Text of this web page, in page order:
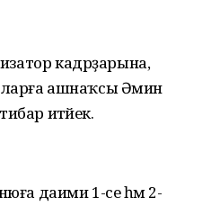
кадрҙарына,
ашнаҡсы Әминә
итәйек.
даими 1-се һәм 2-